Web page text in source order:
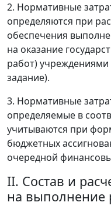
2. Нормативные
определяются при
обеспечения
на оказание
работ) учреждениями
задание).
3. Нормативные
определяемые в
учитываются при
бюджетных
очередной
II. Состав и
на выполнение